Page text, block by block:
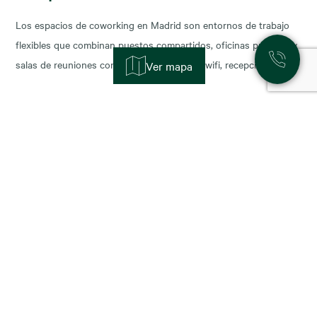
Ver mapa
Los espacios de coworking en Madrid son entornos de trabajo
flexibles que combinan puestos compartidos, oficinas privadas y
salas de reuniones con servicios incluidos (wifi, recepción,
limpieza y soporte), y permiten escalar o reducir superficie con